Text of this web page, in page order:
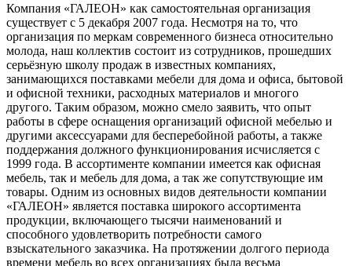
Компания «ГАЛЕОН» как самостоятельная организация
существует с 5 декабря 2007 года. Несмотря на то, что
организация по меркам современного бизнеса относительно
молода, наш коллектив состоит из сотрудников, прошедших
серьёзную школу продаж в известных компаниях,
занимающихся поставками мебели для дома и офиса, бытовой
и офисной техники, расходных материалов и многого
другого. Таким образом, можно смело заявить, что опыт
работы в сфере оснащения организаций офисной мебелью и
другими аксессуарами для бесперебойной работы, а также
поддержания должного функционирования исчисляется с
1999 года. В ассортименте компании имеется как офисная
мебель, так и мебель для дома, а так же сопутствующие им
товары. Одним из основных видов деятельности компании
«ГАЛЕОН» является поставка широкого ассортимента
продукции, включающего тысячи наименований и
способного удовлетворить потребности самого
взыскательного заказчика. На протяжении долгого периода
времени мебель во всех организациях была весьма